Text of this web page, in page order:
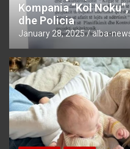
Kompania “Kol
dhe Policia
January 28, 2025 alba-